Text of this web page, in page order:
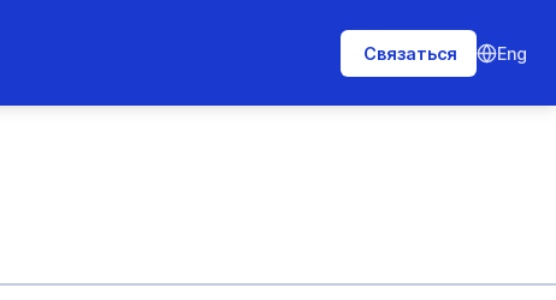
Связаться Eng